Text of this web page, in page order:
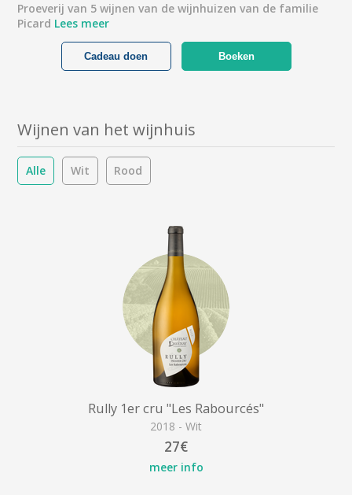
Proeverij van 5 wijnen van de wijnhuizen van de familie
Picard Lees meer
Boeken
Cadeau doen
Wijnen van het wijnhuis
Alle Wit Rood
Rully 1er cru "Les Rabourcés"
2018 - Wit
27€
meer info